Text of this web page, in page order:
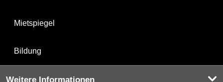
Mietspiegel
Bildung
Weitere Informationen